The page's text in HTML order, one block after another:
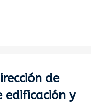
de
edificación y